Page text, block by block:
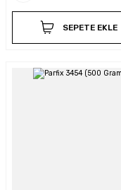
SEPETE EKLE